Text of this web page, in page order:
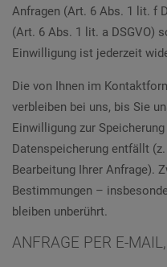
Anfragen (Art. 6 Abs. 1 lit. f
(Art. 6 Abs. 1 lit. a DSGVO)
Einwilligung ist jederzeit
Die von Ihnen im
verbleiben bei uns, bis Sie
Einwilligung zur
Datenspeicherung entfällt
Bearbeitung Ihrer Anfrage).
Bestimmungen –
bleiben unberührt.
ANFRAGE PER E-